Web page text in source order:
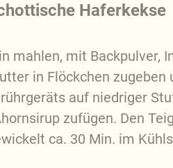
Haferkekse
mahlen, mit Backpulver,
in Flöckchen zugeben
auf niedriger
zufügen. Den
ca. 30 Min. im